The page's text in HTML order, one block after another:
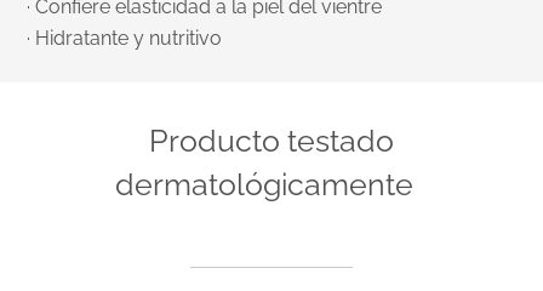
· Confiere elasticidad a la piel del vientre
· Hidratante y nutritivo
Producto testado
dermatológicamente